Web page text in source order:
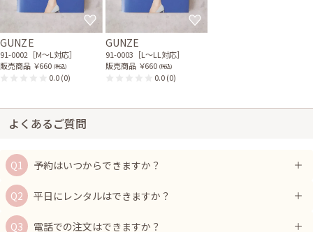
GUNZE
91-0002［M〜L対応］
販売商品 ￥660 (税込)
0.0(0)
GUNZE
91-0003［L〜LL対応］
販売商品 ￥660 (税込)
0.0(0)
よくあるご質問
予約はいつからできますか？
平日にレンタルはできますか？
電話での注文はできますか？